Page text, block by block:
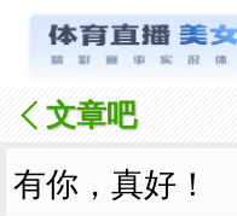
文章吧
有你，真好！